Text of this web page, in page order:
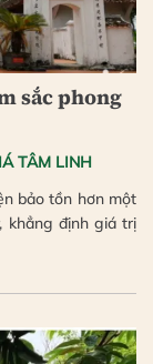
sắc phong
TÂM LINH
bảo tồn hơn một
khẳng định giá trị